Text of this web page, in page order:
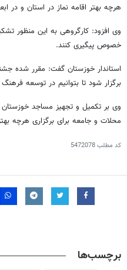
هرچه بهتر اقامه نماز در استان و در
وی افزود: کارگروهی به این منظور
خصوص پیگیری کنند.
استاندار خوزستان گفت: مقرر شده
برگزار شود تا بتوانیم در توسعه
وی بر تکمیل و تجهیز مساجد
محلات و جامعه برای برگزاری هرچه
کد مطلب5472078
برچسب‌ها